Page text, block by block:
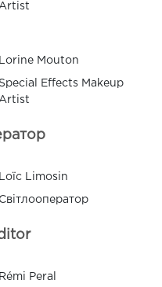
Lorine Mouton
Special Effects Makeup
Loïc Limosin
Світлооператор
Rémi Peral